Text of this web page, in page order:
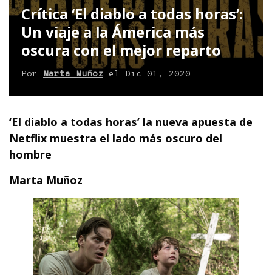
Crítica ‘El diablo a todas horas’:
Un viaje a la Ámerica más
oscura con el mejor reparto
Por Marta Muñoz el Dic 01, 2020
‘El diablo a todas horas’ la nueva apuesta de
Netflix muestra el lado más oscuro del
hombre
Marta Muñoz